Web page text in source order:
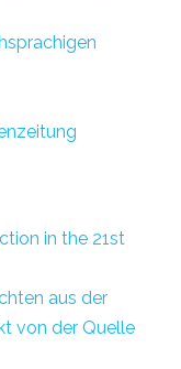
in the 21st
aus der
von der Quelle